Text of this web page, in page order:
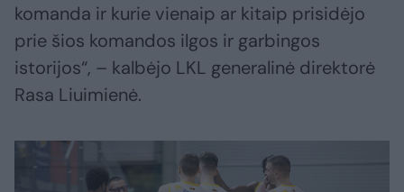
komanda ir kurie vienaip ar kitaip prisidėjo
prie šios komandos ilgos ir garbingos
istorijos“, – kalbėjo LKL generalinė direktorė
Rasa Liuimienė.